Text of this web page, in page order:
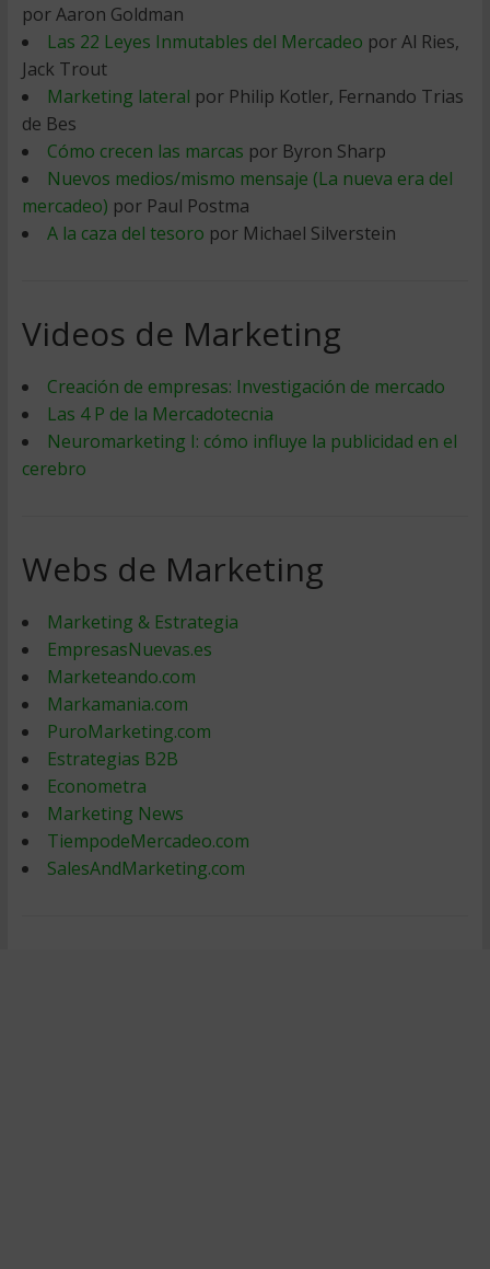
por Aaron Goldman
Las 22 Leyes Inmutables del Mercadeo por Al Ries,
Jack Trout
Marketing lateral por Philip Kotler, Fernando Trias
de Bes
Cómo crecen las marcas por Byron Sharp
Nuevos medios/mismo mensaje (La nueva era del
mercadeo) por Paul Postma
A la caza del tesoro por Michael Silverstein
Videos de Marketing
Creación de empresas: Investigación de mercado
Las 4 P de la Mercadotecnia
Neuromarketing I: cómo influye la publicidad en el
cerebro
Webs de Marketing
Marketing & Estrategia
EmpresasNuevas.es
Marketeando.com
Markamania.com
PuroMarketing.com
Estrategias B2B
Econometra
Marketing News
TiempodeMercadeo.com
SalesAndMarketing.com